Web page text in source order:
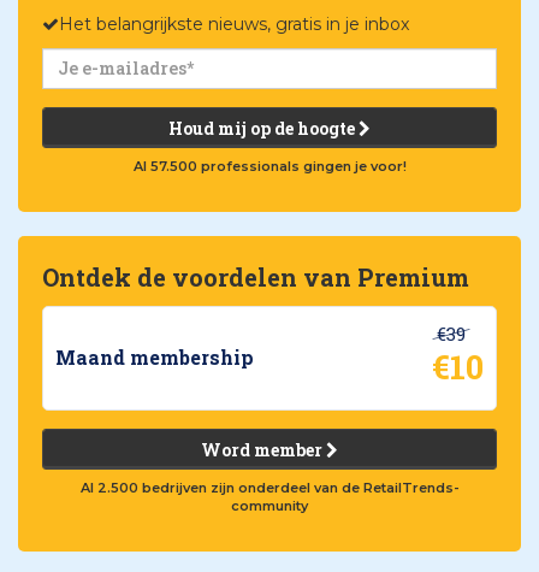
Het belangrijkste nieuws, gratis in je inbox
Houd mij op de hoogte
Al 57.500 professionals gingen je voor!
Ontdek de voordelen van Premium
Maand membership
€39
€10
Word member
Al 2.500 bedrijven zijn onderdeel van de RetailTrends-
community